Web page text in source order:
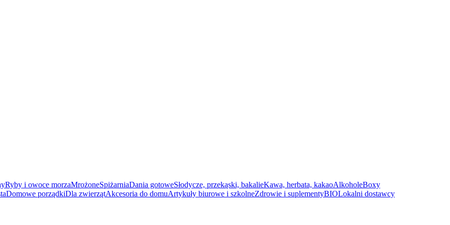
Ryby i owoce morzaMrożoneSpiżarniaDania gotoweSłodycze, przekąski, bakalieKawa, herbata, kakaoAlkoholeBoxy
Domowe porządkiDla zwierzątAkcesoria do domuArtykuły biurowe i szkolneZdrowie i suplementyBIOLokalni dostawcy